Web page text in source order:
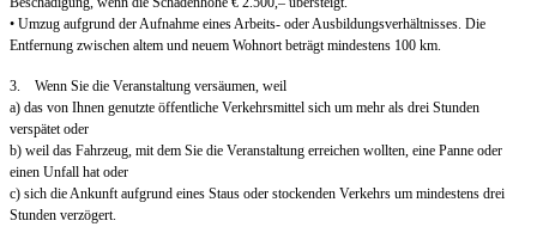
• Umzug aufgrund der Aufnahme eines Arbeits- oder Ausbildungsverhältnisses. Die
Entfernung zwischen altem und neuem Wohnort beträgt mindestens 100 km.
3. Wenn Sie die Veranstaltung versäumen, weil
a) das von Ihnen genutzte öffentliche Verkehrsmittel sich um mehr als drei Stunden
verspätet oder
b) weil das Fahrzeug, mit dem Sie die Veranstaltung erreichen wollten, eine Panne oder
einen Unfall hat oder
c) sich die Ankunft aufgrund eines Staus oder stockenden Verkehrs um mindestens drei
Stunden verzögert.